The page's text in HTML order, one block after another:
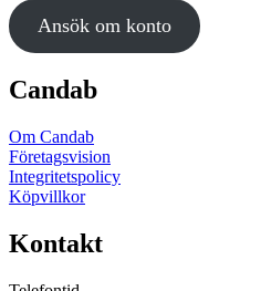
Ansök om konto
Candab
Om Candab
Företagsvision
Integritetspolicy
Köpvillkor
Kontakt